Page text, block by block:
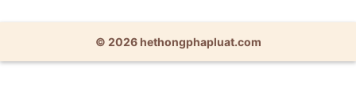
© 2026 hethongphapluat.com